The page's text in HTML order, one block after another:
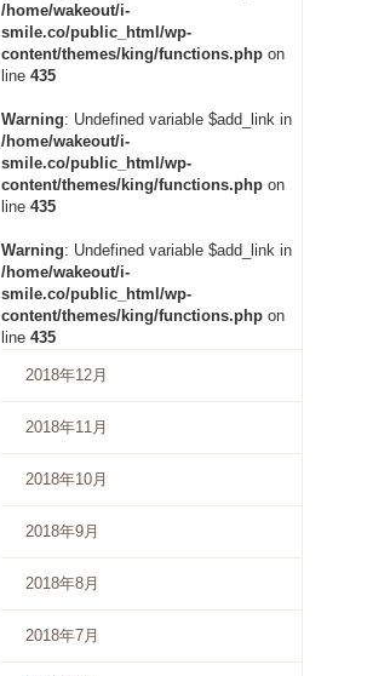
/home/wakeout/i-
smile.co/public_html/wp-
content/themes/king/functions.phpon
line 435
Warning: Undefined variable $add_link in
/home/wakeout/i-
smile.co/public_html/wp-
content/themes/king/functions.phpon
line 435
Warning: Undefined variable $add_link in
/home/wakeout/i-
smile.co/public_html/wp-
content/themes/king/functions.phpon
line 435
2018年12月
2018年11月
2018年10月
2018年9月
2018年8月
2018年7月